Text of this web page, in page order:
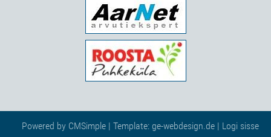
Powered by CMSimple | Template: ge-webdesign.de | Logi sisse